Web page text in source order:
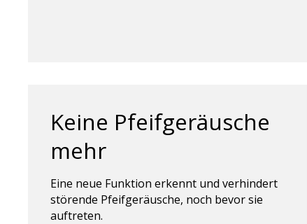
Keine Pfeifgeräusche
mehr
Eine neue Funktion erkennt und verhindert
störende Pfeifgeräusche, noch bevor sie
auftreten.